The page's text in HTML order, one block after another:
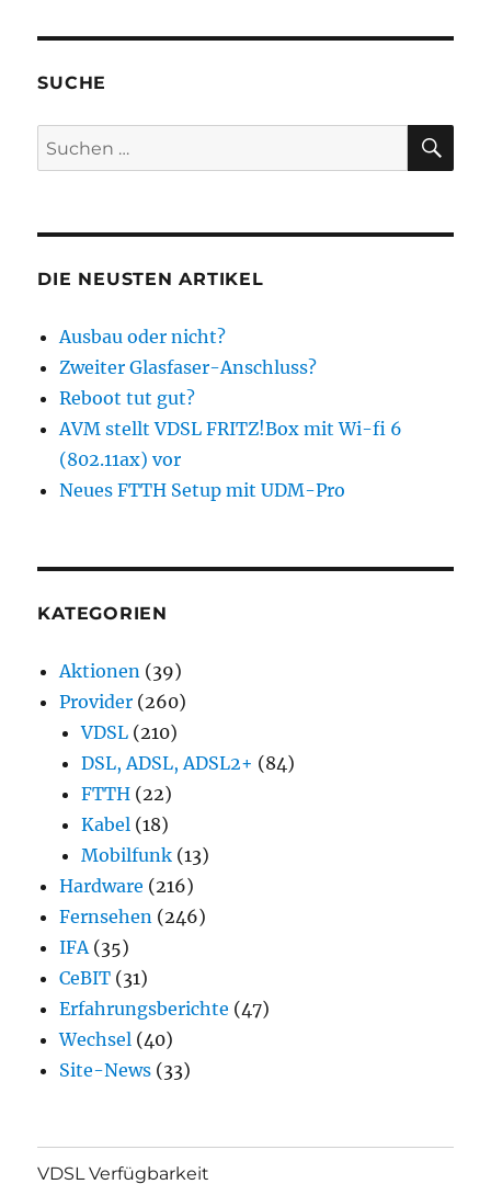
SUCHE
Suchen
nach:
DIE NEUSTEN ARTIKEL
Ausbau oder nicht?
Zweiter Glasfaser-Anschluss?
Reboot tut gut?
AVM stellt VDSL FRITZ!Box mit Wi-fi 6
(802.11ax) vor
Neues FTTH Setup mit UDM-Pro
KATEGORIEN
Aktionen (39)
Provider (260)
VDSL (210)
DSL, ADSL, ADSL2+ (84)
FTTH (22)
Kabel (18)
Mobilfunk (13)
Hardware (216)
Fernsehen (246)
IFA (35)
CeBIT (31)
Erfahrungsberichte (47)
Wechsel (40)
Site-News (33)
VDSL Verfügbarkeit